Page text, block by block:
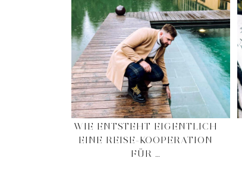
WIE ENTSTEHT EIGENTLICH
EINE REISE-KOOPERATION
FÜR …